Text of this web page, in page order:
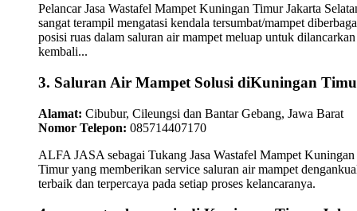
Pelancar Jasa Wastafel Mampet Kuningan Timur Jakarta
sangat terampil mengatasi kendala tersumbat/mampet
posisi ruas dalam saluran air mampet meluap untuk dilancarkan
kembali...
3. Saluran Air Mampet Solusi diKuningan
Alamat: Cibubur, Cileungsi dan Bantar Gebang, Jawa Barat
Nomor Telepon: 085714407170
ALFA JASA sebagai Tukang Jasa Wastafel Mampet Kuningan
Timur yang memberikan service saluran air mampet
terbaik dan terpercaya pada setiap proses kelancaranya.